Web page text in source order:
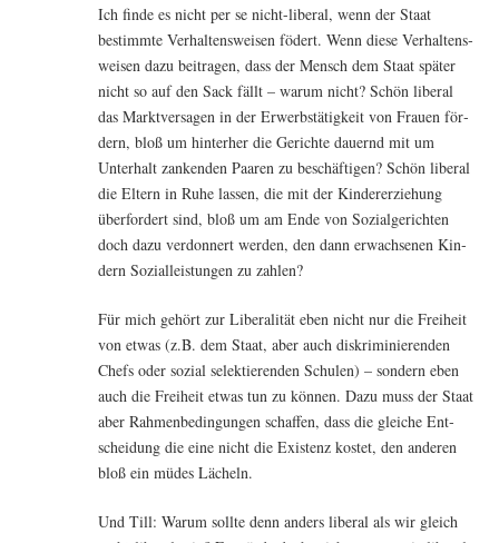
Ich fin­de es nicht per se nicht-libe­ral, wenn der Staat
bestimm­te Ver­hal­tens­wei­sen föde­rt. Wenn die­se Ver­hal­tens­
wei­sen dazu bei­tra­gen, dass der Mensch dem Staat spä­ter
nicht so auf den Sack fällt – war­um nicht? Schön libe­ral
das Markt­ver­sa­gen in der Erwerbs­tä­tig­keit von Frau­en för­
dern, bloß um hin­ter­her die Gerich­te dau­ernd mit um
Unter­halt zan­ken­den Paa­ren zu beschäf­ti­gen? Schön libe­ral
die Eltern in Ruhe las­sen, die mit der Kin­der­er­zie­hung
über­for­dert sind, bloß um am Ende von Sozi­al­ge­rich­ten
doch dazu ver­don­nert wer­den, den dann erwach­se­nen Kin­
dern Sozi­al­leis­tun­gen zu zahlen?
Für mich gehört zur Libe­ra­li­tät eben nicht nur die Frei­heit
von etwas (z.B. dem Staat, aber auch dis­kri­mi­nie­ren­den
Chefs oder sozi­al selek­tie­ren­den Schu­len) – son­dern eben
auch die Frei­heit etwas tun zu kön­nen. Dazu muss der Staat
aber Rah­men­be­din­gun­gen schaf­fen, dass die glei­che Ent­
schei­dung die eine nicht die Exis­tenz kos­tet, den ande­ren
bloß ein müdes Lächeln.
Und Till: War­um soll­te denn anders libe­ral als wir gleich